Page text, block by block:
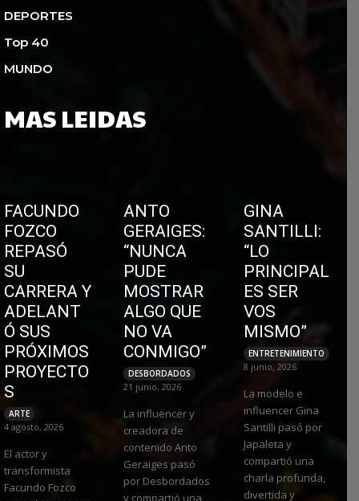
DEPORTES
Top 40
MUNDO
MAS LEIDAS
FACUNDO
FOZCO
REPASÓ
SU
CARRERA Y
ADELANT
Ó SUS
PRÓXIMOS
PROYECTO
S
ARTE
4 agosto, 2026
El actor y
transformista
Facundo Fozco
ANTO
GERAIGES:
“NUNCA
PUDE
MOSTRAR
ALGO QUE
NO VA
CONMIGO”
DESBORDADOS
21 junio, 2026
La influencer y
creadora de
contenido Anto
Geraiges pasó
por Desbordados
y compartió una
GINA
SANTILLI:
“LO
PRINCIPAL
ES SER
VOS
MISMO”
ENTRETENIMIENTO
8 junio, 2026
La modelo e
influencer Gina
Santilli pasó por
Japaleta y
compartió una
charla profunda,
divertida y